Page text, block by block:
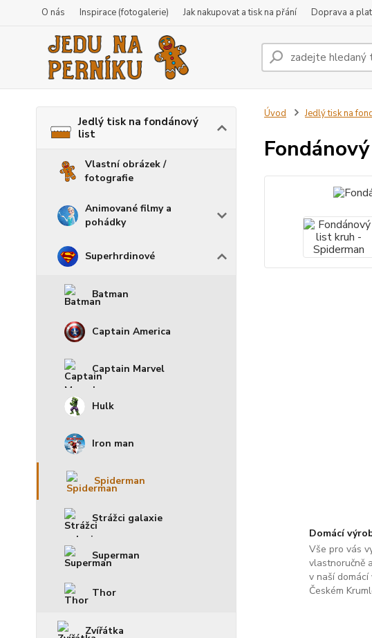
O nás Inspirace (fotogalerie) Jak nakupovat a tisk na přání Doprava a
Jedlý tisk na fondánový
list
Vlastní obrázek /
fotografie
Animované filmy a
pohádky
Superhrdinové
Batman
Captain America
Captain Marvel
Hulk
Iron man
Spiderman
Strážci galaxie
Superman
Thor
Zvířátka
Úvod Jedlý tisk na
Domácí
Vše pro vás
vlastnoručně
v naší domácí
Českém